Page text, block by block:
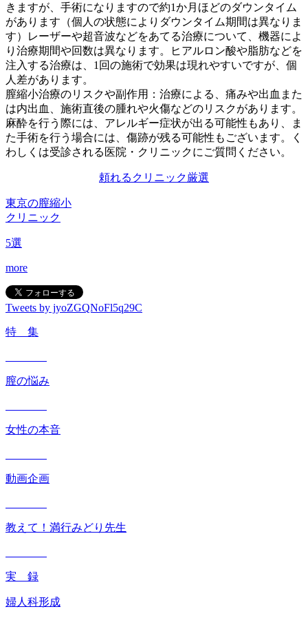
きますが、手術になりますので約1か月ほどのダウンタイム
があります（個人の状態によりダウンタイム期間は異なりま
す）レーザーや超音波などをあてる治療について、機器によ
り治療期間や回数は異なります。ヒアルロン酸や脂肪などを
注入する治療は、1回の施術で効果は現れやすいですが、個
人差があります。
膣縮小治療のリスクや副作用：治療による、痛みや出血また
は内出血、施術直後の腫れや火傷などのリスクがあります。
麻酔を行う際には、アレルギー症状が出る可能性もあり、ま
た手術を行う場合には、傷跡が残る可能性もございます。く
わしくは受診される医院・クリニックにご質問ください。
頼れるクリニック厳選
東京の膣縮小
クリニック
5選
more
Tweets by jyoZGQNoFl5q29C
特 集
膣の悩み
女性の本音
動画企画
教えて！満行みどり先生
実 録
婦人科形成